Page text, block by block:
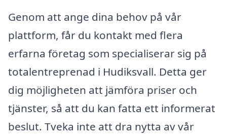
Genom att ange dina behov på vår
plattform, får du kontakt med flera
erfarna företag som specialiserar sig på
totalentreprenad i Hudiksvall. Detta ger
dig möjligheten att jämföra priser och
tjänster, så att du kan fatta ett informerat
beslut. Tveka inte att dra nytta av vår